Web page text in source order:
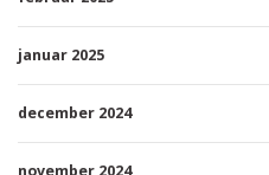
januar 2025
december 2024